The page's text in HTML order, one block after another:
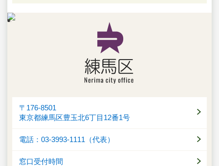
〒176-8501
東京都練馬区豊玉北6丁目12番1号
電話：03-3993-1111（代表）
窓口受付時間